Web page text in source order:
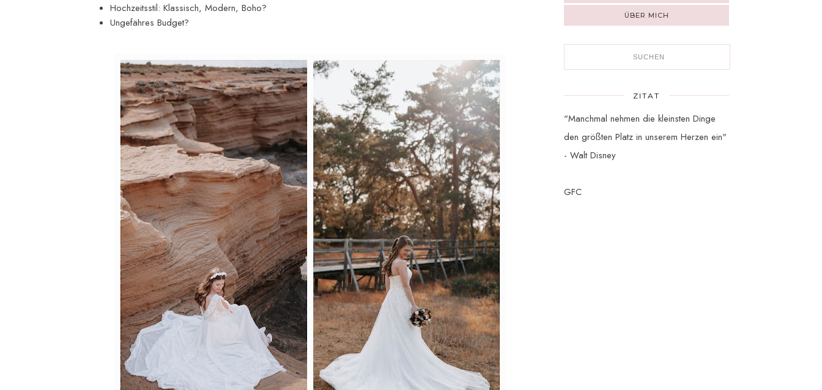
Hochzeitsstil: Klassisch, Modern, Boho?
Ungefähres Budget?
ÜBER MICH
ZITAT
"Manchmal nehmen die kleinsten Dinge
den größten Platz in unserem Herzen ein"
- Walt Disney
GFC